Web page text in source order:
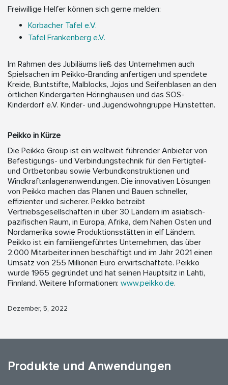
Freiwillige Helfer können sich gerne melden:
Korbacher Tafel e.V.
Tafel Frankenberg e.V.
Im Rahmen des Jubiläums ließ das Unternehmen auch
Spielsachen im Peikko-Branding anfertigen und spendete
Kreide, Buntstifte, Malblocks, Jojos und Seifenblasen an den
örtlichen Kindergarten Höringhausen und das SOS-
Kinderdorf e.V. Kinder- und Jugendwohngruppe Hünstetten.
Peikko in Kürze
Die Peikko Group ist ein weltweit führender Anbieter von
Befestigungs- und Verbindungstechnik für den Fertigteil-
und Ortbetonbau sowie Verbundkonstruktionen und
Windkraftanlagenanwendungen. Die innovativen Lösungen
von Peikko machen das Planen und Bauen schneller,
effizienter und sicherer. Peikko betreibt
Vertriebsgesellschaften in über 30 Ländern im asiatisch-
pazifischen Raum, in Europa, Afrika, dem Nahen Osten und
Nordamerika sowie Produktionsstätten in elf Ländern.
Peikko ist ein familiengeführtes Unternehmen, das über
2.000 Mitarbeiter:innen beschäftigt und im Jahr 2021 einen
Umsatz von 255 Millionen Euro erwirtschaftete. Peikko
wurde 1965 gegründet und hat seinen Hauptsitz in Lahti,
Finnland. Weitere Informationen: www.peikko.de.
Dezember, 5, 2022
Produkte und Anwendungen